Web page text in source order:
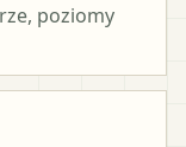
poziomy